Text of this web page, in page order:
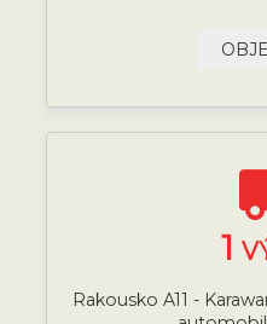
1
Rakousko A11 -